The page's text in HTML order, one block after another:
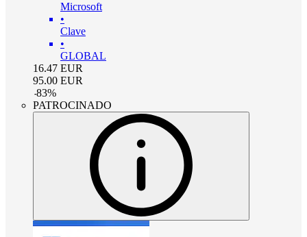
Microsoft
•
Clave
•
GLOBAL
16.47 EUR
95.00 EUR
-83%
PATROCINADO